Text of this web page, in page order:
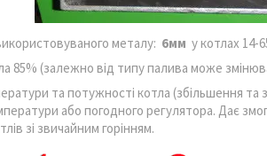
металу: 6мм у котлах 14-
85% (залежно від типу палива може
та потужності котла (збільшення
або погодного регулятора. Дає
зі звичайним горінням.